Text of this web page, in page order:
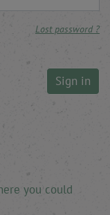
Lost password ?
Sign in
you could